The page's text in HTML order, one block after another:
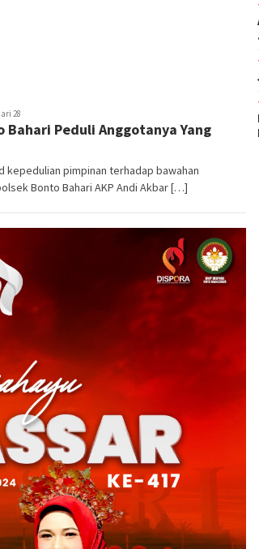
Bulukumba Naik
Diantaranya Naik
28
Bahari Peduli Anggotanya Yang
kepedulian pimpinan terhadap bawahan
Bonto Bahari AKP Andi Akbar […]